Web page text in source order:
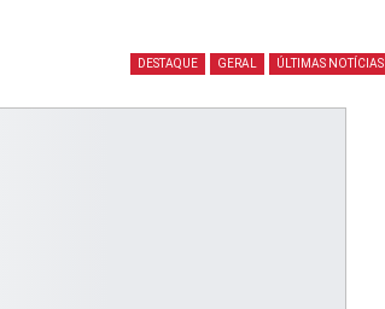
DESTAQUE GERAL ÚLTIMAS NOTÍCIAS